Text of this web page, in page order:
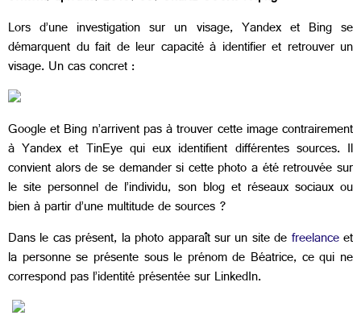
Lors d’une investigation sur un visage, Yandex et Bing se
démarquent du fait de leur capacité à identifier et retrouver un
visage. Un cas concret :
Google et Bing n’arrivent pas à trouver cette image contrairement
à Yandex et TinEye qui eux identifient différentes sources. Il
convient alors de se demander si cette photo a été retrouvée sur
le site personnel de l’individu, son blog et réseaux sociaux ou
bien à partir d’une multitude de sources ?
Dans le cas présent, la photo apparaît sur un site defreelanceet
la personne se présente sous le prénom de Béatrice, ce qui ne
correspond pas l’identité présentée sur LinkedIn.